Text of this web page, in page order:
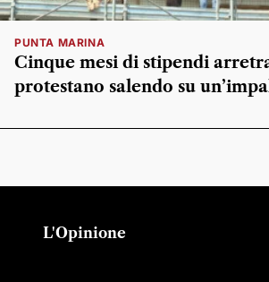
PUNTA MARINA
Cinque mesi di stipendi
protestano salendo su
L'Opinione